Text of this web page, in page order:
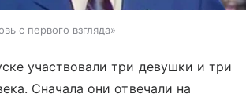
с первого взгляда»
участвовали три девушки и три
Сначала они отвечали на